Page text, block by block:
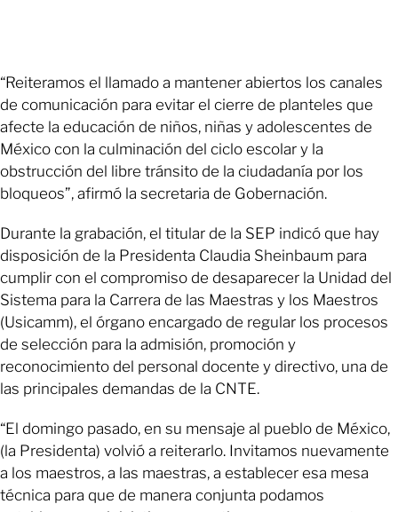
“Reiteramos el llamado a mantener abiertos los canales
de comunicación para evitar el cierre de planteles que
afecte la educación de niños, niñas y adolescentes de
México con la culminación del ciclo escolar y la
obstrucción del libre tránsito de la ciudadanía por los
bloqueos”, afirmó la secretaria de Gobernación.
Durante la grabación, el titular de la SEP indicó que hay
disposición de la Presidenta Claudia Sheinbaum para
cumplir con el compromiso de desaparecer la Unidad del
Sistema para la Carrera de las Maestras y los Maestros
(Usicamm), el órgano encargado de regular los procesos
de selección para la admisión, promoción y
reconocimiento del personal docente y directivo, una de
las principales demandas de la CNTE.
“El domingo pasado, en su mensaje al pueblo de México,
(la Presidenta) volvió a reiterarlo. Invitamos nuevamente
a los maestros, a las maestras, a establecer esa mesa
técnica para que de manera conjunta podamos